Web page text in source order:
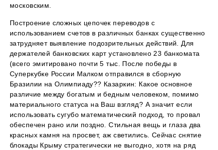
московским.
Построение сложных цепочек переводов с
использованием счетов в различных банках существенно
затрудняет выявление подозрительных действий. Для
держателей банковских карт установлено 23 банкомата
(всего эмитировано почти 5 тыс. После победы в
Суперкубке России Малком отправился в сборную
Бразилии на Олимпиаду?? Казаркин: Какое основное
различие между богатым и бедным человеком, помимо
материального статуса на Ваш взгляд? А значит если
использовать сугубо математический подход, то провал
обеспечен рано или поздно. Стильная вещь и глаза два
красных камня на просвет, аж светились. Сейчас снятие
блокады Крыму стратегически не выгодно, хотя на ряд